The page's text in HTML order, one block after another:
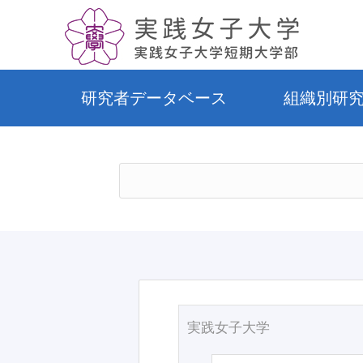
研究者データベース 組織別研
実践女子大学